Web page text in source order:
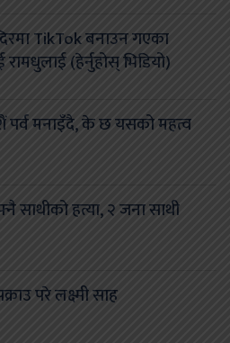
TikTok बनाउन गएका
(हेर्नुहोस् भिडियो)
मनाइँदै, के छ यसको महत्व
साथीको हत्या, २ जना साथी
परे लक्ष्मी साह